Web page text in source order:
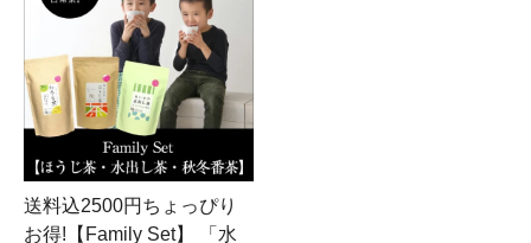
送料込2500円ちょっぴり
お得!【Family Set】 「水